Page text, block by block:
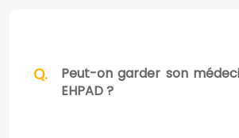
Peut-on garder son
EHPAD ?